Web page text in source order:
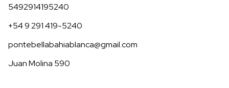
5492914195240
+54 9 291 419-5240
pontebellabahiablanca@gmail.com
Juan Molina 590